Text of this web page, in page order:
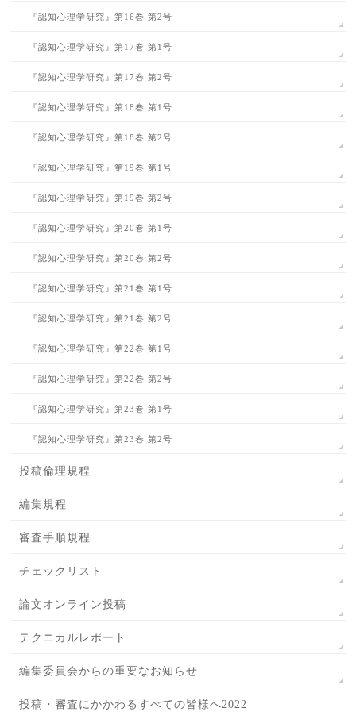
『認知心理学研究』第16巻 第2号
『認知心理学研究』第17巻 第1号
『認知心理学研究』第17巻 第2号
『認知心理学研究』第18巻 第1号
『認知心理学研究』第18巻 第2号
『認知心理学研究』第19巻 第1号
『認知心理学研究』第19巻 第2号
『認知心理学研究』第20巻 第1号
『認知心理学研究』第20巻 第2号
『認知心理学研究』第21巻 第1号
『認知心理学研究』第21巻 第2号
『認知心理学研究』第22巻 第1号
『認知心理学研究』第22巻 第2号
『認知心理学研究』第23巻 第1号
『認知心理学研究』第23巻 第2号
投稿倫理規程
編集規程
審査手順規程
チェックリスト
論文オンライン投稿
テクニカルレポート
編集委員会からの重要なお知らせ
投稿・審査にかかわるすべての皆様へ2022